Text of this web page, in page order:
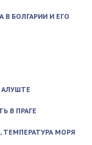
БОЛГАРИИ И ЕГО
АЛУШТЕ
В ПРАГЕ
МОРЯ